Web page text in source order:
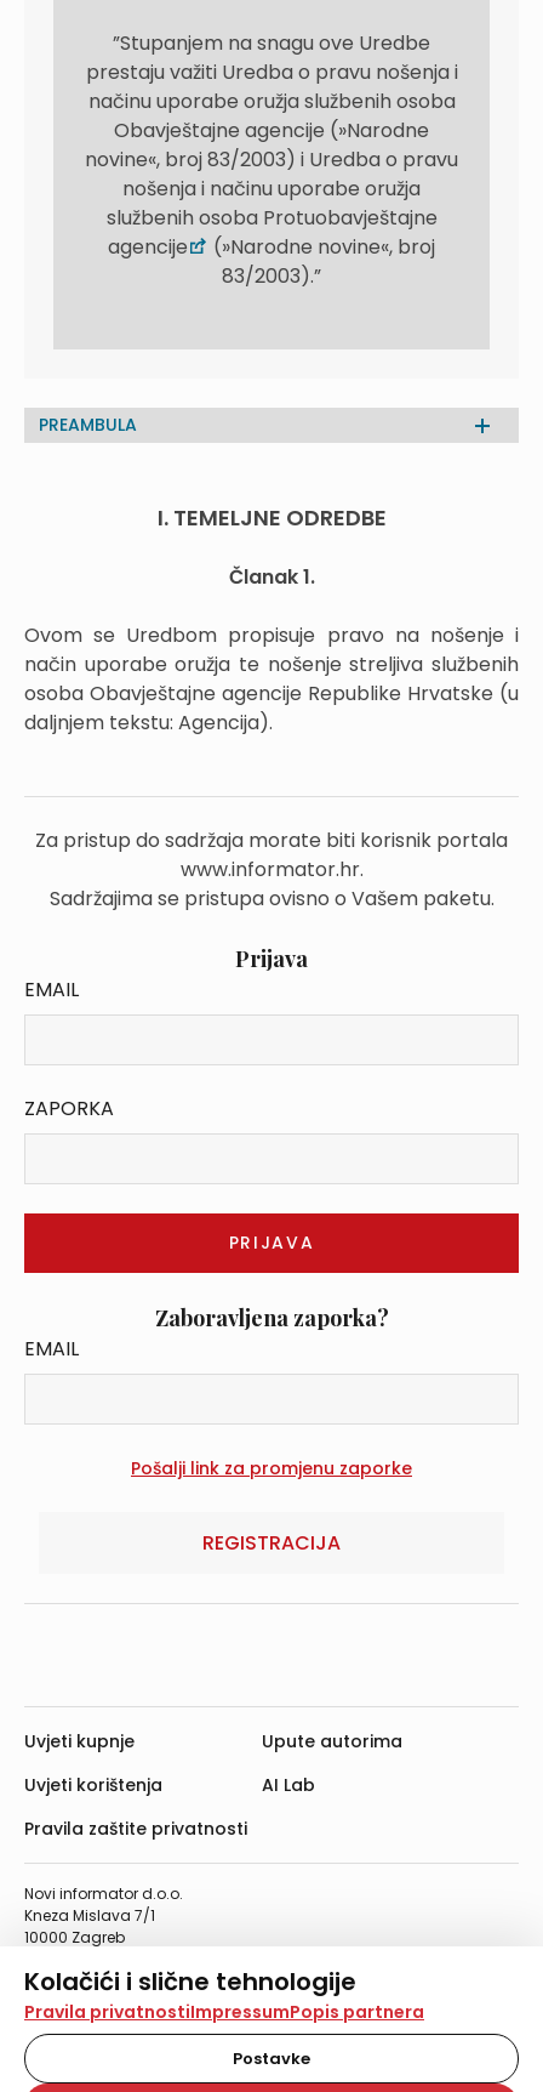
Kolačići i slične tehnologije
Na našoj web stranici koristimo kolačiće i slične
tehnologije za pohranu, čitanje i obradu informacija na
vašem uređaju. Time poboljšavamo korisničko iskustvo,
analiziramo promet na stranici te prikazujemo sadržaje i
Pravila privatnostiImpressumPopis partnera
Postavke
”Stupanjem na snagu ove Uredbe
prestaju važiti Uredba o pravu nošenja i
načinu uporabe oružja službenih osoba
Obavještajne agencije (»Narodne
novine«, broj 83/2003) i Uredba o pravu
nošenja i načinu uporabe oružja
službenih osoba Protuobavještajne
agencije
(»Narodne novine«, broj
83/2003).”
PREAMBULA
I. TEMELJNE ODREDBE
Članak 1.
Ovom se Uredbom propisuje pravo na nošenje i
način uporabe oružja te nošenje streljiva službenih
osoba Obavještajne agencije Republike Hrvatske (u
daljnjem tekstu: Agencija).
Za pristup do sadržaja morate biti korisnik portala
www.informator.hr.
Sadržajima se pristupa ovisno o Vašem paketu.
Prijava
EMAIL
ZAPORKA
Zaboravljena zaporka?
EMAIL
REGISTRACIJA
Novi informator d.o.o.
Kneza Mislava 7/1
10000 Zagreb
Telefaks: 01/4612-553
info@informator.hr
PRATITE NAS:
Uvjeti kupnje
Uvjeti korištenja
Pravila zaštite privatnosti
Upute autorima
AI Lab